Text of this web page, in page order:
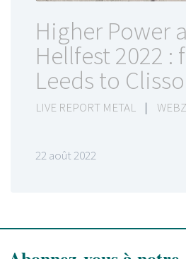
Higher Power
Hellfest 2022 :
Leeds to
LIVE REPORT METAL |
22 août 2022